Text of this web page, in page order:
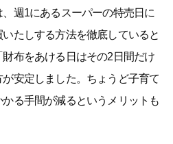
週1にあるスーパーの特売日に
たしする方法を徹底していると
布をあける日はその2日間だけ
安定しました。ちょうど子育て
る手間が減るというメリットも